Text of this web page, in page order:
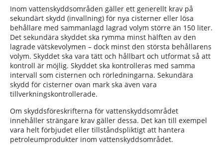
Inom vattenskyddsområden gäller ett generellt krav på
sekundärt skydd (invallning) för nya cisterner eller lösa
behållare med sammanlagd lagrad volym större än 150 liter.
Det sekundära skyddet ska rymma minst hälften av den
lagrade vätskevolymen – dock minst den största behållarens
volym. Skyddet ska vara tätt och hållbart och utformat så att
kontroll är möjlig. Skyddet ska kontrolleras med samma
intervall som cisternen och rörledningarna. Sekundära
skydd för cisterner ovan mark ska även vara
tillverkningskontrollerade.
Om skyddsföreskrifterna för vattenskyddsområdet
innehåller strängare krav gäller dessa. Det kan till exempel
vara helt förbjudet eller tillståndspliktigt att hantera
petroleumprodukter inom vattenskyddsområdet.